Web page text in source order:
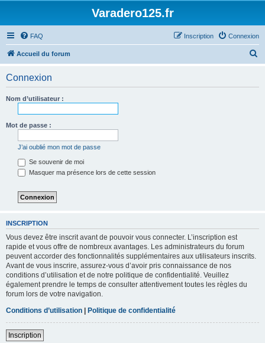
Varadero125.fr
FAQ Connexion
Inscription
Accueil du forum
Connexion
Nom d’utilisateur :
Mot de passe :
J’ai oublié mon mot de passe
Se souvenir de moi
Masquer ma présence lors de cette session
INSCRIPTION
Vous devez être inscrit avant de pouvoir vous connecter. L’inscription est
rapide et vous offre de nombreux avantages. Les administrateurs du forum
peuvent accorder des fonctionnalités supplémentaires aux utilisateurs inscrits.
Avant de vous inscrire, assurez-vous d’avoir pris connaissance de nos
conditions d’utilisation et de notre politique de confidentialité. Veuillez
également prendre le temps de consulter attentivement toutes les règles du
forum lors de votre navigation.
Conditions d’utilisation | Politique de confidentialité
Inscription